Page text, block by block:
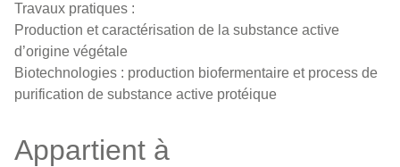
Travaux pratiques :
Production et caractérisation de la substance active
d’origine végétale
Biotechnologies : production biofermentaire et process de
purification de substance active protéique
Appartient à